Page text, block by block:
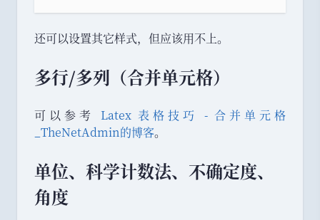
还可以设置其它样式， 但应该用不上。
多行/多列 （合并单元格）
可以参考 Latex 表格技巧 - 合并单元格
_TheNetAdmin的博客。
单位、 科学计数法、 不确定度、
角度